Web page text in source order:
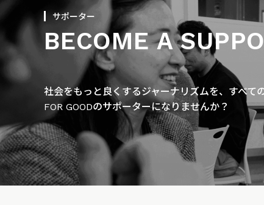
サポーター
BECOME A
社会をもっと良くするジャーナリズムを、すべて
FOR GOODのサポーターになりませんか？